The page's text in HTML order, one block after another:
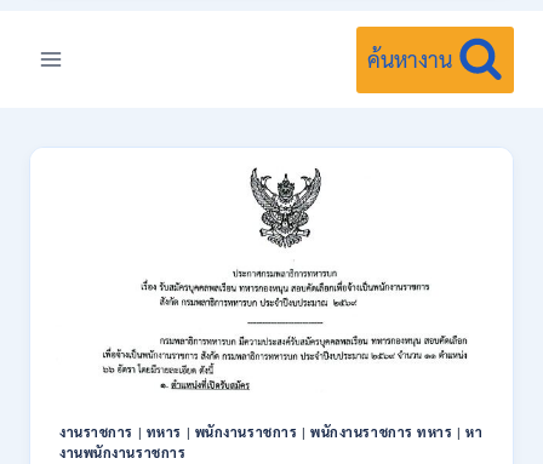
ค้นหางาน
งานราชการ | ทหาร | พนักงานราชการ |พนักงานราชการ ทหาร |หา
งานพนักงานราชการ